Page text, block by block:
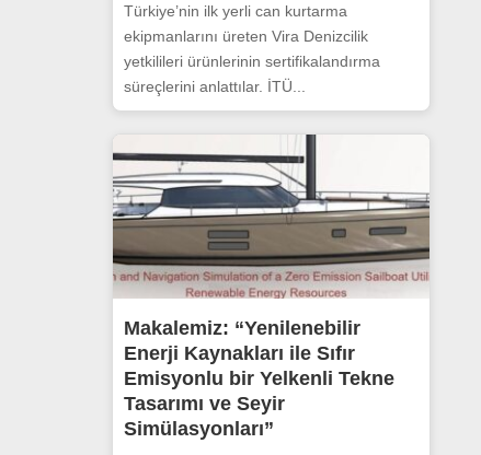
Türkiye’nin ilk yerli can kurtarma
ekipmanlarını üreten Vira Denizcilik
yetkilileri ürünlerinin sertifikalandırma
süreçlerini anlattılar. İTÜ...
Makalemiz: “Yenilenebilir
Enerji Kaynakları ile Sıfır
Emisyonlu bir Yelkenli Tekne
Tasarımı ve Seyir
Simülasyonları”